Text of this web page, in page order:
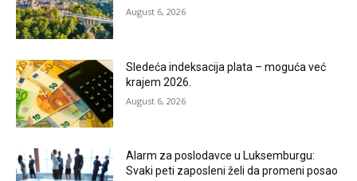
August 6, 2026
Sledeća indeksacija plata – moguća već
krajem 2026.
August 6, 2026
Alarm za poslodavce u Luksemburgu:
Svaki peti zaposleni želi da promeni posao